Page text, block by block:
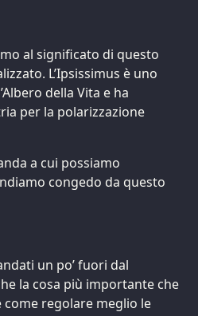
al significato di questo
L’Ipsissimus è uno
della Vita e ha
per la polarizzazione
a cui possiamo
congedo da questo
un po’ fuori dal
la cosa più importante che
regolare meglio le